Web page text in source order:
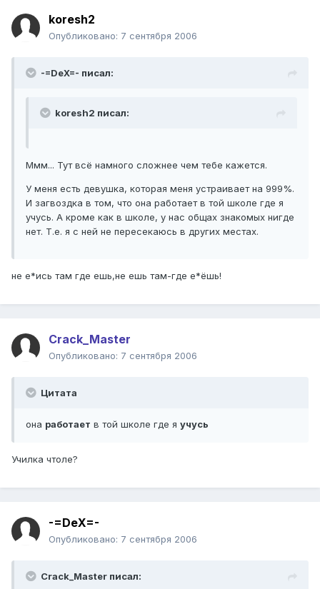
koresh2
Опубликовано: 7 сентября 2006
-=DeX=- писал:
koresh2 писал:
Ммм... Тут всё намного сложнее чем тебе кажется.
У меня есть девушка, которая меня устраивает на 999%.
И загвоздка в том, что она работает в той школе где я
учусь. А кроме как в школе, у нас общах знакомых нигде
нет. Т.е. я с ней не пересекаюсь в других местах.
не е*ись там где ешь,не ешь там-где е*ёшь!
Crack_Master
Опубликовано: 7 сентября 2006
Цитата
она работает в той школе где я учусь
Училка чтоле?
-=DeX=-
Опубликовано: 7 сентября 2006
Crack_Master писал: